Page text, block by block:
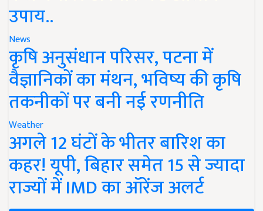
उपाय..
News
कृषि अनुसंधान परिसर, पटना में
वैज्ञानिकों का मंथन, भविष्य की कृषि
तकनीकों पर बनी नई रणनीति
Weather
अगले 12 घंटों के भीतर बारिश का
कहर! यूपी, बिहार समेत 15 से ज्यादा
राज्यों में IMD का ऑरेंज अलर्ट